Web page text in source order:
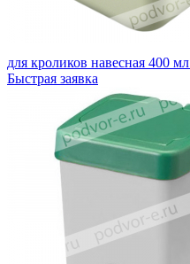
для кроликов навесная 400 мл
Быстрая заявка